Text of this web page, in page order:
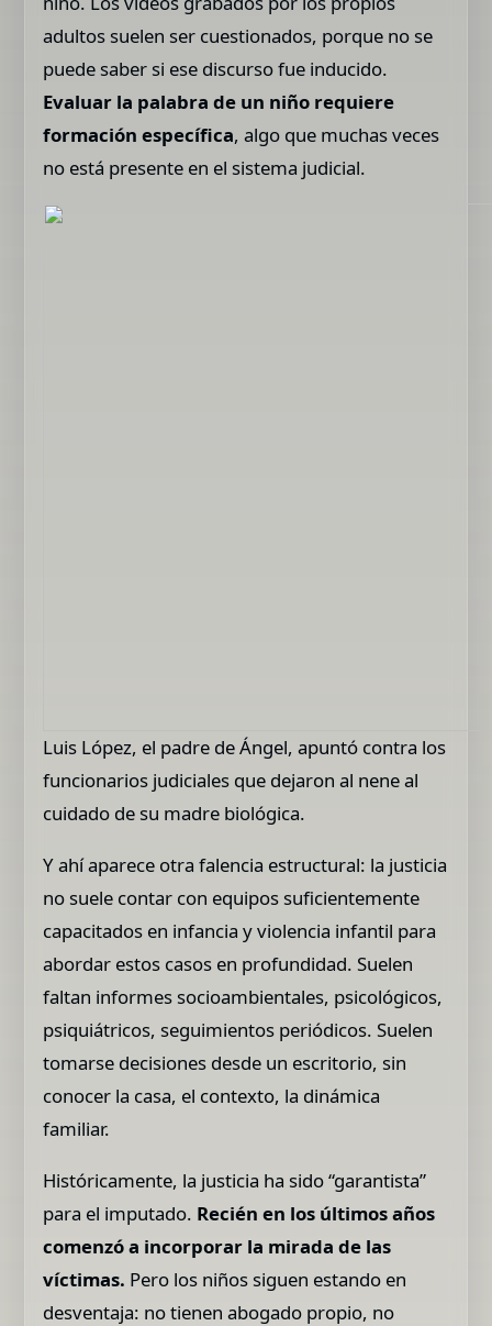
adultos suelen ser cuestionados, porque no se
puede saber si ese discurso fue inducido.
Evaluar la palabra de un niño requiere
formación específica, algo que muchas veces
no está presente en el sistema judicial.
Luis López, el padre de Ángel, apuntó contra los
funcionarios judiciales que dejaron al nene al
cuidado de su madre biológica.
Y ahí aparece otra falencia estructural: la justicia
no suele contar con equipos suficientemente
capacitados en infancia y violencia infantil para
abordar estos casos en profundidad. Suelen
faltan informes socioambientales, psicológicos,
psiquiátricos, seguimientos periódicos. Suelen
tomarse decisiones desde un escritorio, sin
conocer la casa, el contexto, la dinámica
familiar.
Históricamente, la justicia ha sido “garantista”
para el imputado. Recién en los últimos años
comenzó a incorporar la mirada de las
víctimas. Pero los niños siguen estando en
desventaja: no tienen abogado propio, no